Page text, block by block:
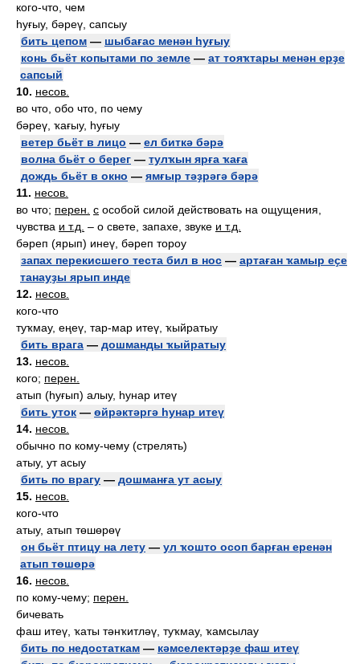
кого-что, чем
һуғыу, бәреү, сапсыу
бить цепом — шыбағас менән һуғыу
конь бьёт копытами по земле — ат тояҡтары менән ерҙе
сапсый
10. несов.
во что, обо что, по чему
бәреү, ҡағыу, һуғыу
ветер бьёт в лицо — ел биткә бәрә
волна бьёт о берег — тулҡын ярға ҡаға
дождь бьёт в окно — ямғыр тәҙрәгә бәрә
11. несов.
во что; перен. с особой силой действовать на ощущения,
чувства и т.д. – о свете, запахе, звуке и т.д.
бәреп (ярып) инеү, бәреп тороу
запах перекисшего теста бил в нос — артаған ҡамыр еҫе
танауҙы ярып инде
12. несов.
кого-что
туҡмау, еңеү, тар-мар итеү, ҡыйратыу
бить врага — дошманды ҡыйратыу
13. несов.
кого; перен.
атып (һуғып) алыу, һунар итеү
бить уток — өйрәктәргә һунар итеү
14. несов.
обычно по кому-чему (стрелять)
атыу, ут асыу
бить по врагу — дошманға ут асыу
15. несов.
кого-что
атыу, атып төшөрөү
он бьёт птицу на лету — ул ҡошто осоп барған еренән
атып төшөрә
16. несов.
по кому-чему; перен.
бичевать
фаш итеү, ҡаты тәнҡитләү, туҡмау, ҡамсылау
бить по недостаткам — кәмселектәрҙе фаш итеү